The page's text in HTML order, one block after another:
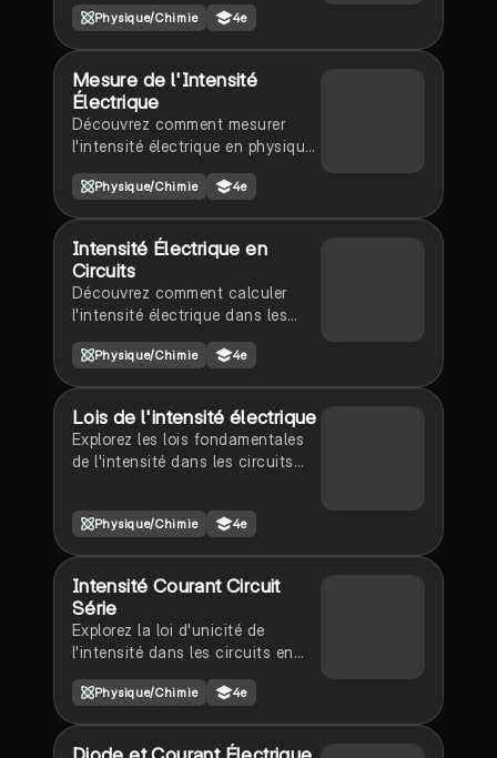
Physique/Chimie 4e
Mesure de l'Intensité
Électrique
Découvrez comment mesurer
l'intensité électrique en physique-
méthodes de mesure avec un
ampèremètre, les lois de
l'intensité dans les circuits en
série et en dérivation, et les
unités de mesure. Idéal pour les
élèves de 4ème.
Physique/Chimie 4e
Intensité Électrique en
Circuits
Découvrez comment calculer
l'intensité électrique dans les
Ce résumé aborde les concepts
clés tels que l'ampènomètre, les
d'additivité. Idéal pour les
étudiants en physique cherchant
à maîtriser les bases de
Physique/Chimie 4e
Lois de l'intensité électrique
Explorez les lois fondamentales
de l'intensité dans les circuits
résumé aborde les circuits en
série et en dérivation, ainsi que
la sécurité électrique. Type:
résumé.
Physique/Chimie 4e
Intensité Courant Circuit
Série
Explorez la loi d'unicité de
l'intensité dans les circuits en
aborde la mesure de l'intensité
avec un ampèremètre, les
concepts clés de l'intensité
Physique/Chimie 4e